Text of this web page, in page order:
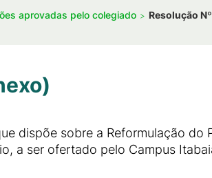
aprovadas pelo colegiado Resolução
dispõe sobre a Reformulação
a ser ofertado pelo Campus